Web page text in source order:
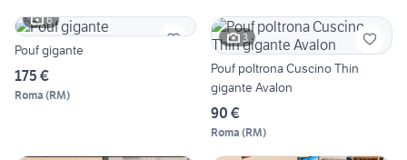
6
Pouf gigante
175 €
Roma (RM)
3
Pouf poltrona Cuscino Thin
gigante Avalon
90 €
Roma (RM)